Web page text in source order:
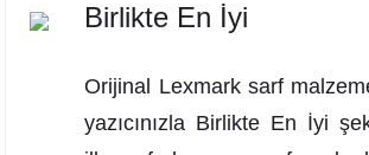
Birlikte En İyi
Orijinal Lexmark sarf
yazıcınızla Birlikte En İyi